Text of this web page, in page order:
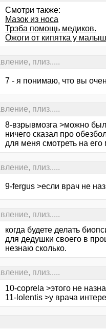
Смотри также:
Мазок из носа
Трэба помощь медиков.
Ожоги от кипятка у
плиз.....
7 - я понимаю, что вы
плиз.....
8-взрывмозга >можно
ничего сказал про
для меня смотреть на
плиз.....
9-fergus >если врач не
плиз.....
когда будете делать
для дедушки своего в
незнаю сколько.
плиз.....
10-coprela >этого не
11-lolentis >у врача